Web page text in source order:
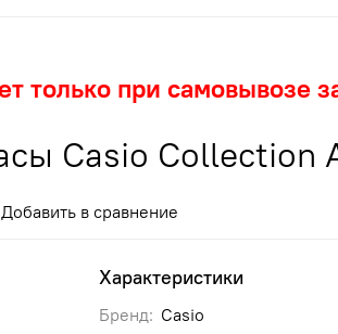
только при самовывозе
Casio Collection
Добавить в сравнение
Характеристики
Бренд: Casio